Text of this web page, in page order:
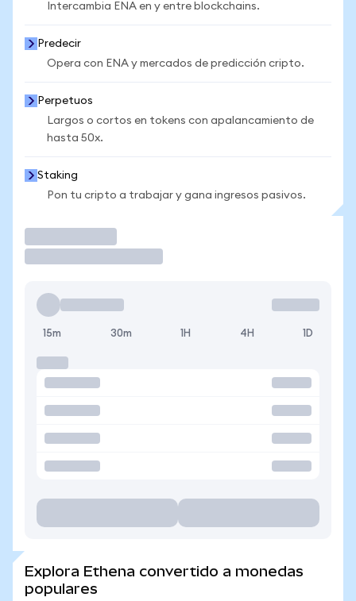
Intercambia ENA en y entre blockchains.
Predecir
Opera con ENA y mercados de predicción cripto.
Perpetuos
Largos o cortos en tokens con apalancamiento de
hasta 50x.
Staking
Pon tu cripto a trabajar y gana ingresos pasivos.
15m 30m 1H 4H 1D
Explora Ethena convertido a monedas
populares